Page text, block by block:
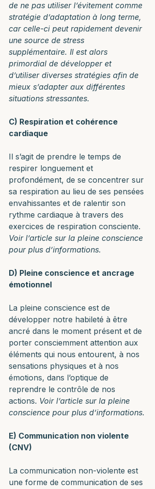
de ne pas utiliser l’évitement comme
stratégie d’adaptation à long terme,
car celle-ci peut rapidement devenir
une source de stress
supplémentaire. Il est alors
primordial de développer et
d’utiliser diverses stratégies afin de
mieux s’adapter aux différentes
situations stressantes.
C) Respiration et cohérence
cardiaque
Il s’agit de prendre le temps de
respirer longuement et
profondément, de se concentrer sur
sa respiration au lieu de ses pensées
envahissantes et de ralentir son
rythme cardiaque à travers des
exercices de respiration consciente.
Voir l’article sur la pleine conscience
pour plus d’informations.
D) Pleine conscience et ancrage
émotionnel
La pleine conscience est de
développer notre habileté à être
ancré dans le moment présent et de
porter consciemment attention aux
éléments qui nous entourent, à nos
sensations physiques et à nos
émotions, dans l’optique de
reprendre le contrôle de nos
actions. Voir l’article sur la pleine
conscience pour plus d’informations.
E) Communication non violente
(CNV)
La communication non-violente est
une forme de communication de ses